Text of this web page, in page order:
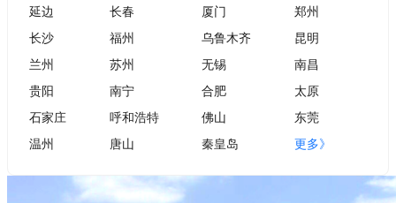
延边
长春 厦门
郑州
长沙
福州 乌鲁木齐
昆明
兰州
苏州 无锡
南昌
贵阳
南宁 合肥
太原
石家庄
呼和浩特 佛山
东莞
温州
唐山 秦皇岛 更多》